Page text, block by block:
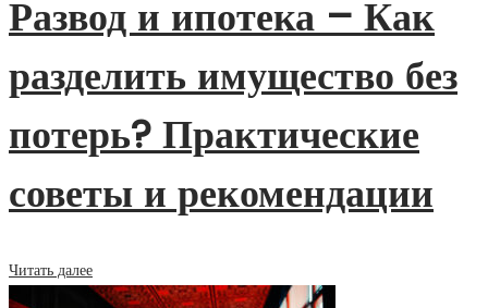
Развод и ипотека – Как
разделить имущество без
потерь? Практические
советы и рекомендации
Читать далее